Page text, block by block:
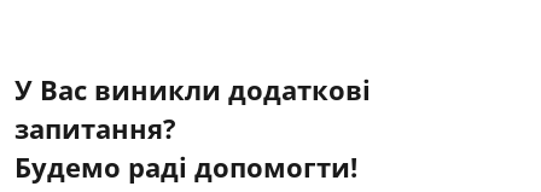
У Вас виникли додаткові
запитання?
Будемо раді допомогти!